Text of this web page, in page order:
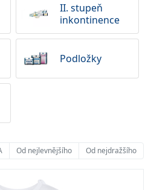
II. stupeň
inkontinence
Podložky
Od nejlevnějšího Od nejdražšího